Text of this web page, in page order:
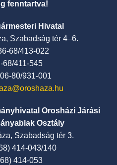
fenntartva!
Hivatal
Szabadság tér 4–6.
68/413-022
68/411-545
80/931-001
Orosházi Járási
Osztály
Szabadság tér 3.
414-043/140
414-053